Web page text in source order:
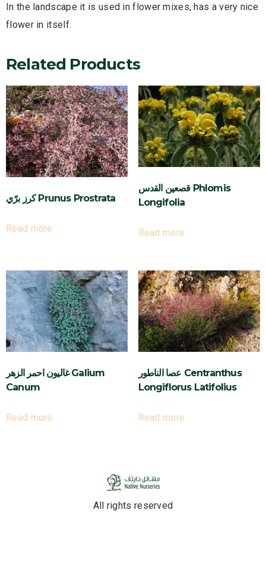
In the landscape it is used in flower mixes, has a very nice
flower in itself.
Related Products
كرز برّي Prunus Prostrata
Read more
قصعين القدس Phlomis
Longifolia
Read more
غاليون احمر الزهر Galium
Canum
Read more
عصا الناطور Centranthus
Longiflorus Latifolius
Read more
All rights reserved